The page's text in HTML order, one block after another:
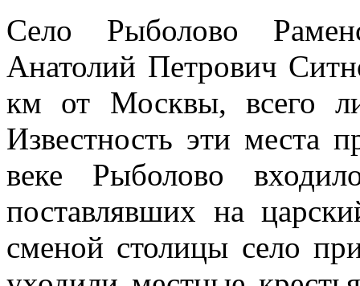
Село Рыболово
Анатолий Петрович
км от Москвы, всего
Известность эти места
веке Рыболово
поставлявших на
сменой столицы село